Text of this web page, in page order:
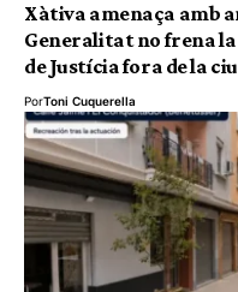
Xàtiva amenaça amb
Generalitat no frena
de Justícia fora de la
PorToni Cuquerella